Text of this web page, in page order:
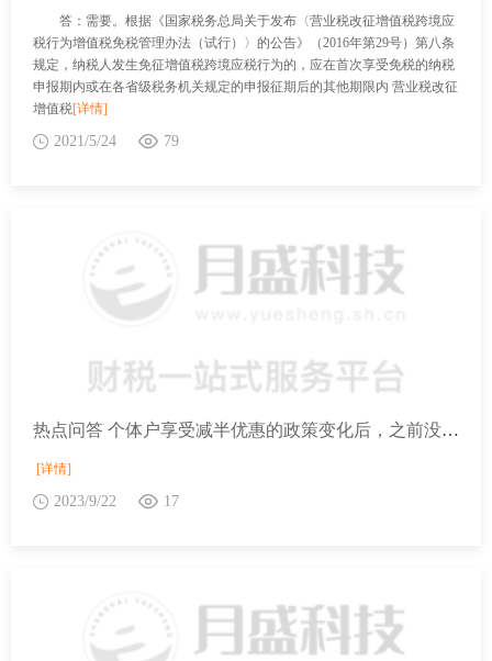
答：需要。根据《国家税务总局关于发布〈营业税改征增值税跨境应
税行为增值税免税管理办法（试行）〉的公告》（2016年第29号）第八条
规定，纳税人发生免征增值税跨境应税行为的，应在首次享受免税的纳税
申报期内或在各省级税务机关规定的申报征期后的其他期限内 营业税改征
增值税[详情]
2021/5/24 79
热点问答 个体户享受减半优惠的政策变化后，之前没有享受到的该怎么办？
[详情]
2023/9/22 17